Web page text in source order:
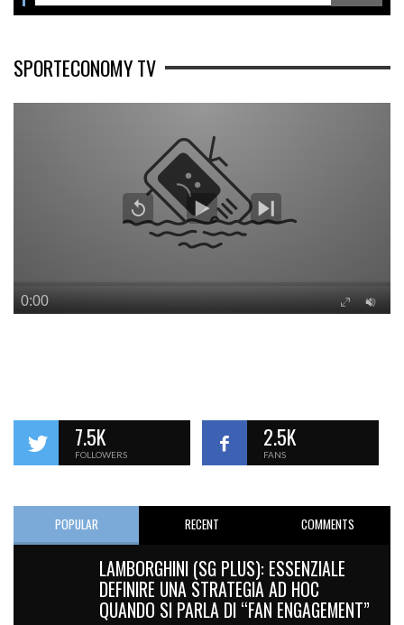
SPORTECONOMY TV
7.5K
FOLLOWERS
2.5K
FANS
POPULAR RECENT COMMENTS
LAMBORGHINI (SG PLUS): ESSENZIALE
DEFINIRE UNA STRATEGIA AD HOC
QUANDO SI PARLA DI “FAN ENGAGEMENT”